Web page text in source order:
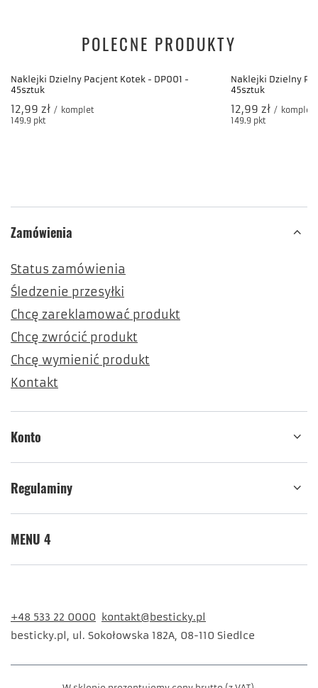
Naklejki na Wielkanoc - 96szt. -WLK015 -
Wesołych Świąt
od
14,99 zł
Naklejki Dzielny Pacjent Kotek - DP001 -
12,99 zł
Zamówienia
Chcę zwrócić produkt
Chcę wymienić produkt
Kontakt